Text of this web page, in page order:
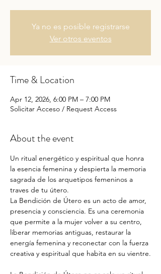
Ya no es posible registrarse
Ver otros eventos
Time & Location
Apr 12, 2026, 6:00 PM – 7:00 PM
Solicitar Acceso / Request Access
About the event
Un ritual energético y espiritual que honra
la esencia femenina y despierta la memoria
sagrada de los arquetipos femeninos a
traves de tu útero.
La Bendición de Útero es un acto de amor,
presencia y consciencia. Es una ceremonia
que permite a la mujer volver a su centro,
liberar memorias antiguas, restaurar la
energía femenina y reconectar con la fuerza
creativa y espiritual que habita en su vientre.